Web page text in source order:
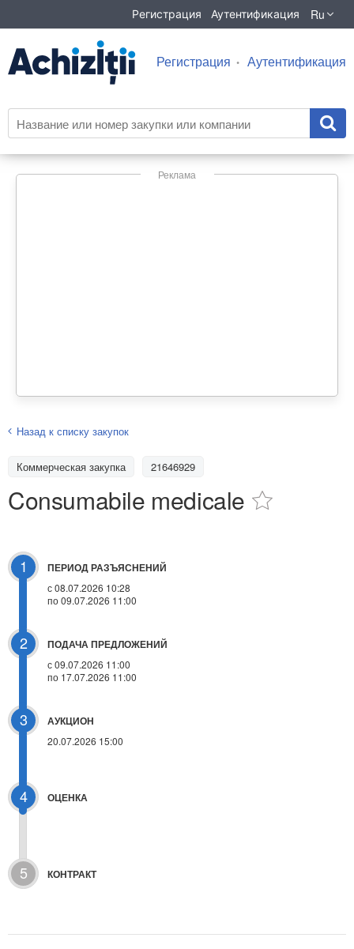
Регистрация Аутентификация Ru
Регистрация Аутентификация
Реклама
Назад к списку закупок
Коммерческая закупка 21646929
Consumabile medicale
1 ПЕРИОД РАЗЪЯСНЕНИЙ
с 08.07.2026 10:28
по 09.07.2026 11:00
2 ПОДАЧА ПРЕДЛОЖЕНИЙ
с 09.07.2026 11:00
по 17.07.2026 11:00
3 АУКЦИОН
20.07.2026 15:00
4 ОЦЕНКА
5 КОНТРАКТ